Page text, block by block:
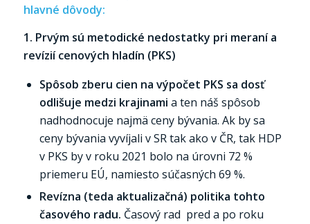
hlavné dôvody:
1. Prvým sú metodické nedostatky pri meraní a
revízií cenových hladín (PKS)
Spôsob zberu cien na výpočet PKS sa dosť
odlišuje medzi krajinami a ten náš spôsob
nadhodnocuje najmä ceny bývania. Ak by sa
ceny bývania vyvíjali v SR tak ako v ČR, tak HDP
v PKS by v roku 2021 bolo na úrovni 72 %
priemeru EÚ, namiesto súčasných 69 %.
Revízna (teda aktualizačná) politika tohto
časového radu. Časový rad pred a po roku